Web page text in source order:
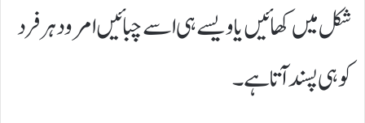
شکل میں کھائیں یا ویسے ہی اسے چبائیں امرود ہر فرد
کو ہی پسند آتا ہے۔